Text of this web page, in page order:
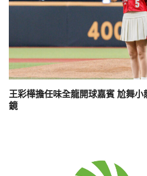
王彩樺擔任味全龍開球嘉賓 尬舞
鏡